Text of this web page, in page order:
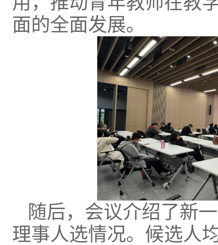
面的全面发展。
随后，会议介绍了新
理事人选情况。候选人